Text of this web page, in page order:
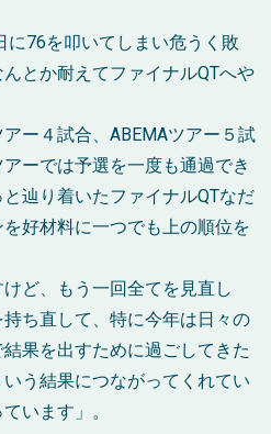
に76を叩いてしまい危うく敗
とか耐えてファイナルQTへや
ー４試合、ABEMAツアー５試
ーでは予選を一度も通過でき
辿り着いたファイナルQTなだ
好材料に一つでも上の順位を
けど、もう一回全てを見直し
ち直して、特に今年は日々の
果を出すために過ごしてきた
う結果につながってくれてい
います」。